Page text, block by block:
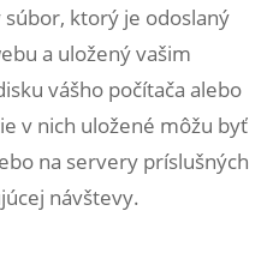
ktorý je odoslaný
a uložený vašim
vášho počítača alebo
v nich uložené môžu byť
na servery príslušných
návštevy.